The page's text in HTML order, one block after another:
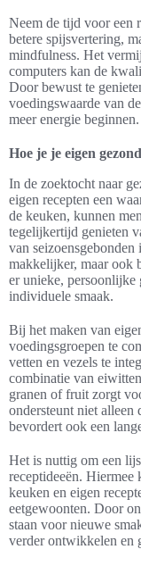
Neem de tijd voor een
betere spijsvertering,
mindfulness. Het
computers kan de
Door bewust te
voedingswaarde van
meer energie beginnen.
Hoe je je eigen
In de zoektocht naar
eigen recepten een
de keuken, kunnen
tegelijkertijd genieten
van
makkelijker, maar ook
er unieke, persoonlijke
individuele smaak.
Bij het maken van
voedingsgroepen te
vetten en vezels te
combinatie van
granen of fruit zorgt
ondersteunt niet alleen
bevordert ook een
Het is nuttig om een
receptideeën. Hiermee
keuken en eigen
eetgewoonten. Door
staan voor nieuwe
verder ontwikkelen en